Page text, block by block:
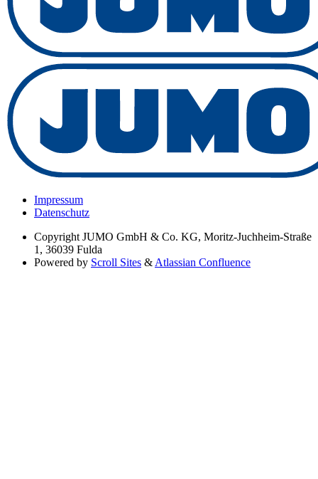
Impressum
Datenschutz
Copyright JUMO GmbH & Co. KG, Moritz-Juchheim-Straße
1, 36039 Fulda
Powered by Scroll Sites & Atlassian Confluence